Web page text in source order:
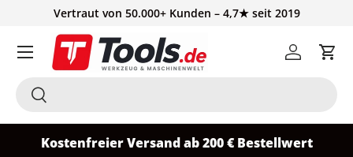
Vertraut von 50.000+ Kunden – 4,7★ seit 2019
Suchen
Suchen
Einloggen
Kostenfreier Versand ab 200 € Bestellwert